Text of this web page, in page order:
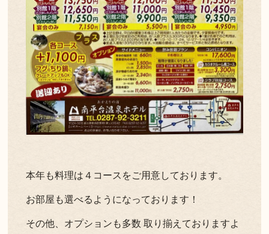
本年も料理は４コースをご用意しております。
お部屋も選べるようになっております！
その他、オプションも多数 取り揃えておりますよ